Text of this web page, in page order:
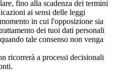
fino alla scadenza dei termini
ai sensi delle leggi
in cui l'opposizione sia
dei tuoi dati personali
tale consenso non venga
ricorrerà a processi decisionali